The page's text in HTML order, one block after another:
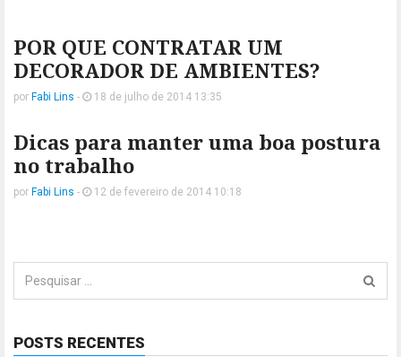
POR QUE CONTRATAR UM
DECORADOR DE AMBIENTES?
por Fabi Lins - 18 de julho de 2014 13:35
Dicas para manter uma boa postura
no trabalho
por Fabi Lins - 12 de fevereiro de 2014 10:18
Pesquisar
por:
POSTS RECENTES